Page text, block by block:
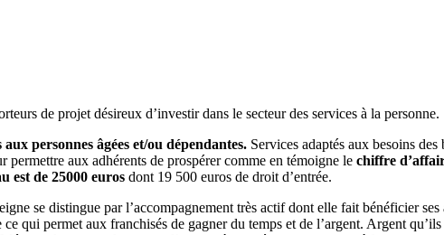
de projet désireux d’investir dans le secteur des services à la personne.
personnes âgées et/ou dépendantes. Services adaptés aux besoins
aux adhérents de prospérer comme en témoigne le chiffre
est de 25000 euros dont 19 500 euros de droit d’entrée.
se distingue par l’accompagnement très actif dont elle fait bénéficier
qui permet aux franchisés de gagner du temps et de l’argent. Argent